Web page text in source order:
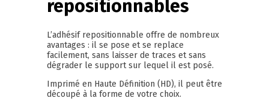
repositionnables
L’adhésif repositionnable offre de nombreux
avantages : il se pose et se replace
facilement, sans laisser de traces et sans
dégrader le support sur lequel il est posé.
Imprimé en Haute Définition (HD), il peut être
découpé à la forme de votre choix.